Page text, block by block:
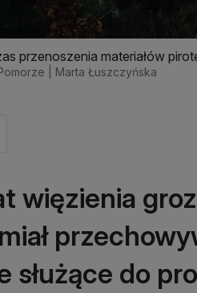
przenoszenia materiałów
| Marta Łuszczyńska
więzienia
służące do